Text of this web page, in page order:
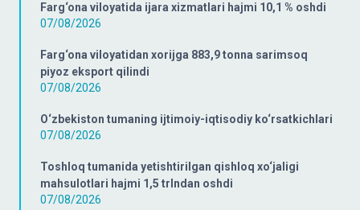
Farg‘ona viloyatida ijara xizmatlari hajmi 10,1 % oshdi
07/08/2026
Farg‘ona viloyatidan xorijga 883,9 tonna sarimsoq
piyoz eksport qilindi
07/08/2026
O‘zbekiston tumaning ijtimoiy-iqtisodiy ko‘rsatkichlari
07/08/2026
Toshloq tumanida yetishtirilgan qishloq xo‘jaligi
mahsulotlari hajmi 1,5 trlndan oshdi
07/08/2026